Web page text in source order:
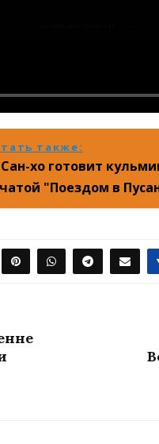
также:
Сан-хо готовит
"Поездом в